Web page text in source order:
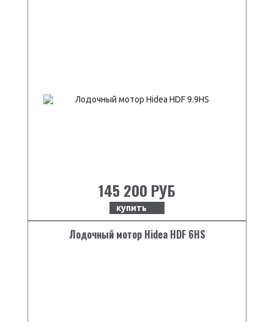
145 200 РУБ
купить
Лодочный мотор Hidea HDF 6HS